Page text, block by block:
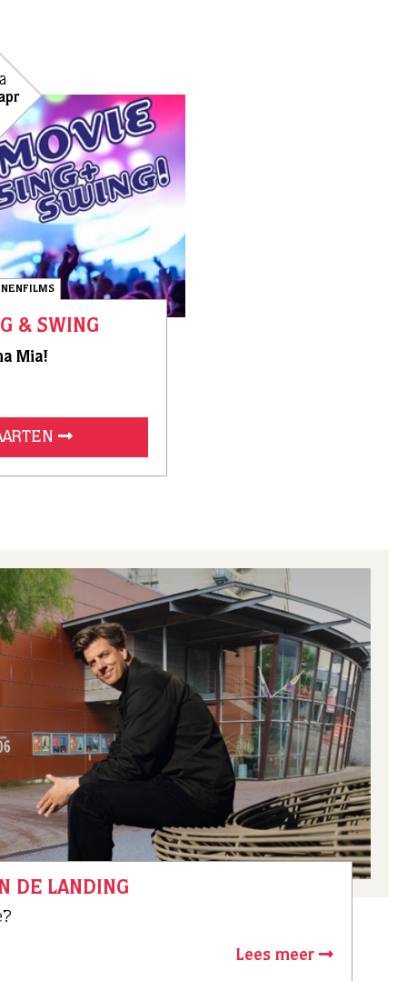
& SWING
Mia!
DE LANDING
Lees meer